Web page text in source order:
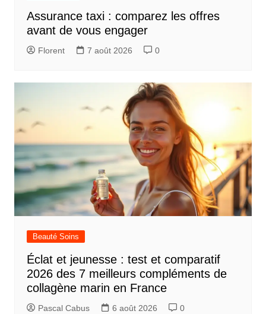
Assurance taxi : comparez les offres
avant de vous engager
Florent 7 août 2026 0
Beauté Soins
Éclat et jeunesse : test et comparatif
2026 des 7 meilleurs compléments de
collagène marin en France
Pascal Cabus 6 août 2026 0